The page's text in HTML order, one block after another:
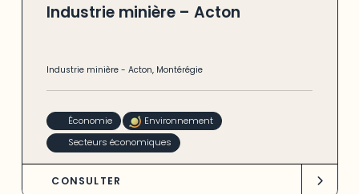
Industrie minière – Acton
Industrie minière -Acton, Montérégie
Économie
Environnement
Secteurs économiques
CONSULTER